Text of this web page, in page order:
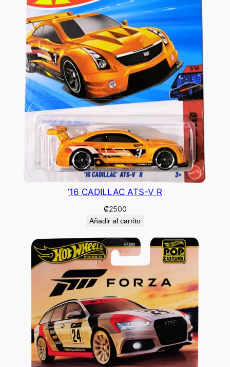
’16 CADILLAC ATS-V R
₡2500
Añadir al carrito